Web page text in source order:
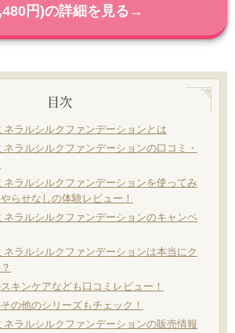
円)の詳細を見る→
目次
ネラルシルクファンデーションとは
ラルシルクファンデーションの口コミ・
ネラルシルクファンデーションを使ってみ
らせなしの体験レビュー！
ネラルシルクファンデーションのキャンペ
ネラルシルクファンデーションは本当にク
キンケアなども口コミレビュー！
の他のシリーズもチェック！
ネラルシルクファンデーションの販売情報